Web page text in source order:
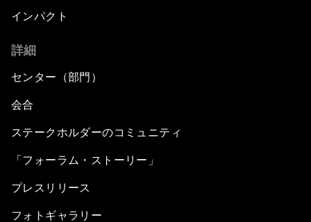
インパクト
詳細
センター（部門）
会合
ステークホルダーのコミュニティ
「フォーラム・ストーリー」
プレスリリース
フォトギャラリー